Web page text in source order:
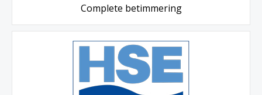
Complete betimmering